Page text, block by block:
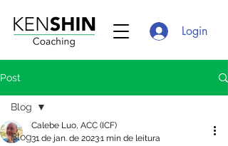
Login
Post
Blog
Blog
Calebe Luo, ACC (ICF)
31 de jan. de 20231 min de leitura